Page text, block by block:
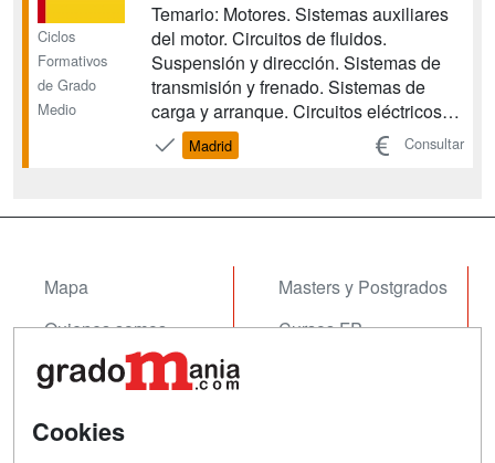
Ciclos
Formativos
de Grado
Medio
Temario: Motores. Sistemas auxiliares
del motor. Circuitos de fluidos.
Suspensión y dirección. Sistemas de
transmisión y frenado. Sistemas de
carga y arranque. Circuitos eléctricos
auxiliares del vehículo. Sistemas de
seguridad y confortabilidad.
Madrid Consultar
Mapa
Quienes somos
Tarifas publicidad
Masters y Postgrados
Cursos FP
Cookies